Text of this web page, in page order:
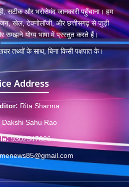
सटीक और भरोसेमंद जानकारी पहुँचाना। हम
खेल, टेक्नोलॉजी, और छत्तीसगढ़ से जुड़ी
समझने योग्य भाषा में प्रस्तुत करते हैं।
तथ्यों के साथ, बिना किसी पक्षपात के।
Address
Rita Sharma
Dakshi Sahu Rao
9302547826